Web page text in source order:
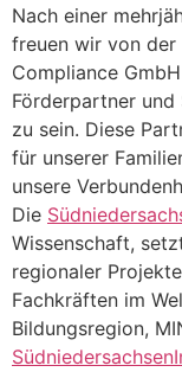
Nach einer
freuen wir von der
Compliance
Förderpartner
zu sein. Diese
für unserer
unsere
Die
Wissenschaft,
regionaler
Fachkräften im
Bildungsregion,